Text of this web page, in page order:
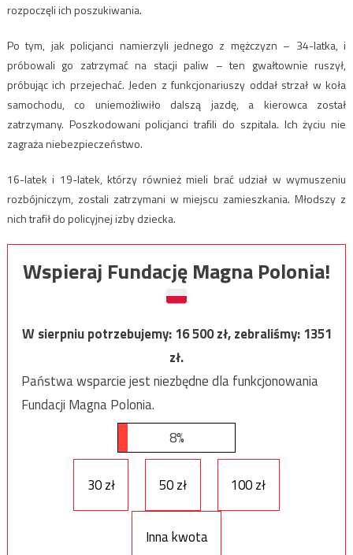
rozpoczęli ich poszukiwania.
Po tym, jak policjanci namierzyli jednego z mężczyzn – 34-latka, i
próbowali go zatrzymać na stacji paliw – ten gwałtownie ruszył,
próbując ich przejechać. Jeden z funkcjonariuszy oddał strzał w koła
samochodu, co uniemożliwiło dalszą jazdę, a kierowca został
zatrzymany. Poszkodowani policjanci trafili do szpitala. Ich życiu nie
zagraża niebezpieczeństwo.
16-latek i 19-latek, którzy również mieli brać udział w wymuszeniu
rozbójniczym, zostali zatrzymani w miejscu zamieszkania. Młodszy z
nich trafił do policyjnej izby dziecka.
Wspieraj Fundację Magna Polonia!
W sierpniu potrzebujemy:16 500zł, zebraliśmy:1351
zł.
Państwa wsparcie jest niezbędne dla funkcjonowania
Fundacji Magna Polonia.
8%
30 zł 50 zł 100 zł
Inna kwota